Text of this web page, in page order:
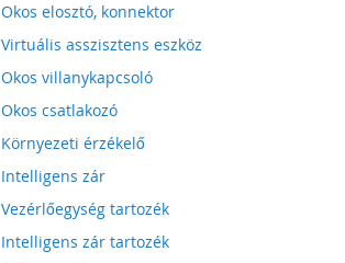
Okos elosztó, konnektor
Virtuális asszisztens eszköz
Okos villanykapcsoló
Okos csatlakozó
Környezeti érzékelő
Intelligens zár
Vezérlőegység tartozék
Intelligens zár tartozék